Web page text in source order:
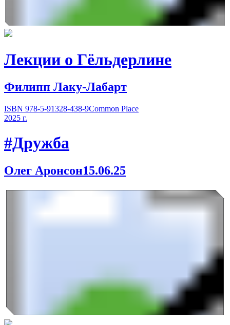
Лекции о Гёльдерлине
Филипп Лаку-Лабарт
ISBN 978-5-91328-438-9Common Place
2025 г.
#Дружба
Олег Аронсон15.06.25